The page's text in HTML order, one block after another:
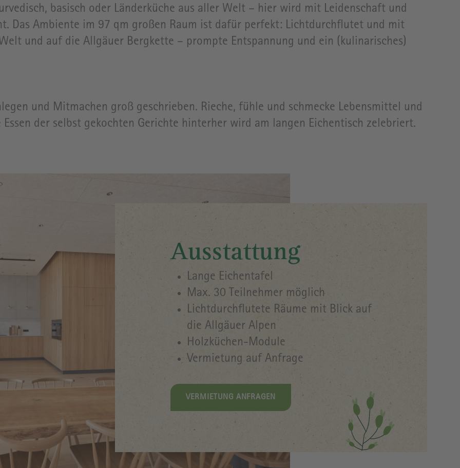
ALLE
VERANSTALTUNGEN
PREISE
TICKETS
basisch oder Länderküche aus aller Welt – hier wird mit Leidenschaft und
Das Ambiente im 97 qm großen Raum ist dafür perfekt: Lichtdurchflutet und mit
und auf die Allgäuer Bergkette – prompte Entspannung und ein (kulinarisches)
und Mitmachen groß geschrieben. Rieche, fühle und schmecke Lebensmittel und
Essen der selbst gekochten Gerichte hinterher wird am langen Eichentisch zelebriert.
Ausstattung
Lange Eichentafel
Max. 30 Teilnehmer möglich
Lichtdurchflutete Räume mit Blick auf
die Allgäuer Alpen
Holzküchen-Module
Vermietung auf Anfrage
VERMIETUNG ANFRAGEN